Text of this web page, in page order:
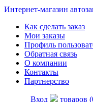
Интернет-магазин
Как сделать заказ
Мои заказы
Профиль
Обратная связь
О компании
Контакты
Партнерство
Вход товаров